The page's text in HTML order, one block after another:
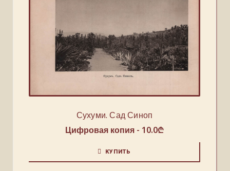
Сухуми. Сад Синоп
Цифровая копия - 10.0₾
КУПИТЬ